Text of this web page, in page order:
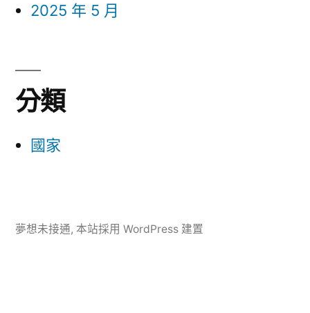
2025 年 5 月
分類
國家
夢想未接通, 本站採用 WordPress 建置